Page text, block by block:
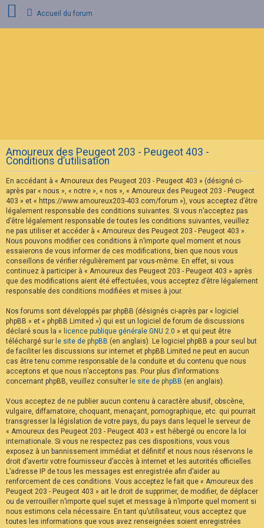
I
n
s
c
r
i
p
t
o
n
F
A
Q
Accueil du forum
Amoureux des Peugeot 203 - Peugeot 403 -
Conditions d’utilisation
En accédant à « Amoureux des Peugeot 203 - Peugeot 403 » (désigné ci-
après par « nous », « notre », « nos », « Amoureux des Peugeot 203 - Peugeot
403 » et « https://www.amoureux203-403.com/forum »), vous acceptez d’être
légalement responsable des conditions suivantes. Si vous n’acceptez pas
d’être légalement responsable de toutes les conditions suivantes, veuillez
ne pas utiliser et accéder à « Amoureux des Peugeot 203 - Peugeot 403 ».
Nous pouvons modifier ces conditions à n’importe quel moment et nous
essaierons de vous informer de ces modifications, bien que nous vous
conseillons de vérifier régulièrement par vous-même. En effet, si vous
continuez à participer à « Amoureux des Peugeot 203 - Peugeot 403 » après
que des modifications aient été effectuées, vous acceptez d’être légalement
responsable des conditions modifiées et mises à jour.
Nos forums sont développés par phpBB (désignés ci-après par « logiciel
phpBB » et « phpBB Limited ») qui est un logiciel de forum de discussions
déclaré sous la « licence publique générale GNU 2.0 » et qui peut être
téléchargé sur le site de phpBB (en anglais). Le logiciel phpBB a pour seul but
de faciliter les discussions sur internet et phpBB Limited ne peut en aucun
cas être tenu comme responsable de la conduite et du contenu que nous
acceptons et que nous n’acceptons pas. Pour plus d’informations
concernant phpBB, veuillez consulter le site de phpBB (en anglais).
Vous acceptez de ne publier aucun contenu à caractère abusif, obscène,
vulgaire, diffamatoire, choquant, menaçant, pornographique, etc. qui pourrait
transgresser la législation de votre pays, du pays dans lequel le serveur de
« Amoureux des Peugeot 203 - Peugeot 403 » est hébergé ou encore la loi
internationale. Si vous ne respectez pas ces dispositions, vous vous
exposez à un bannissement immédiat et définitif et nous nous réservons le
droit d’avertir votre fournisseur d’accès à internet et les autorités officielles.
L’adresse IP de tous les messages est enregistrée afin d’aider au
renforcement de ces conditions. Vous acceptez le fait que « Amoureux des
Peugeot 203 - Peugeot 403 » ait le droit de supprimer, de modifier, de déplacer
ou de verrouiller n’importe quel sujet et message à n’importe quel moment si
nous estimons cela nécessaire. En tant qu’utilisateur, vous acceptez que
toutes les informations que vous avez renseignées soient enregistrées